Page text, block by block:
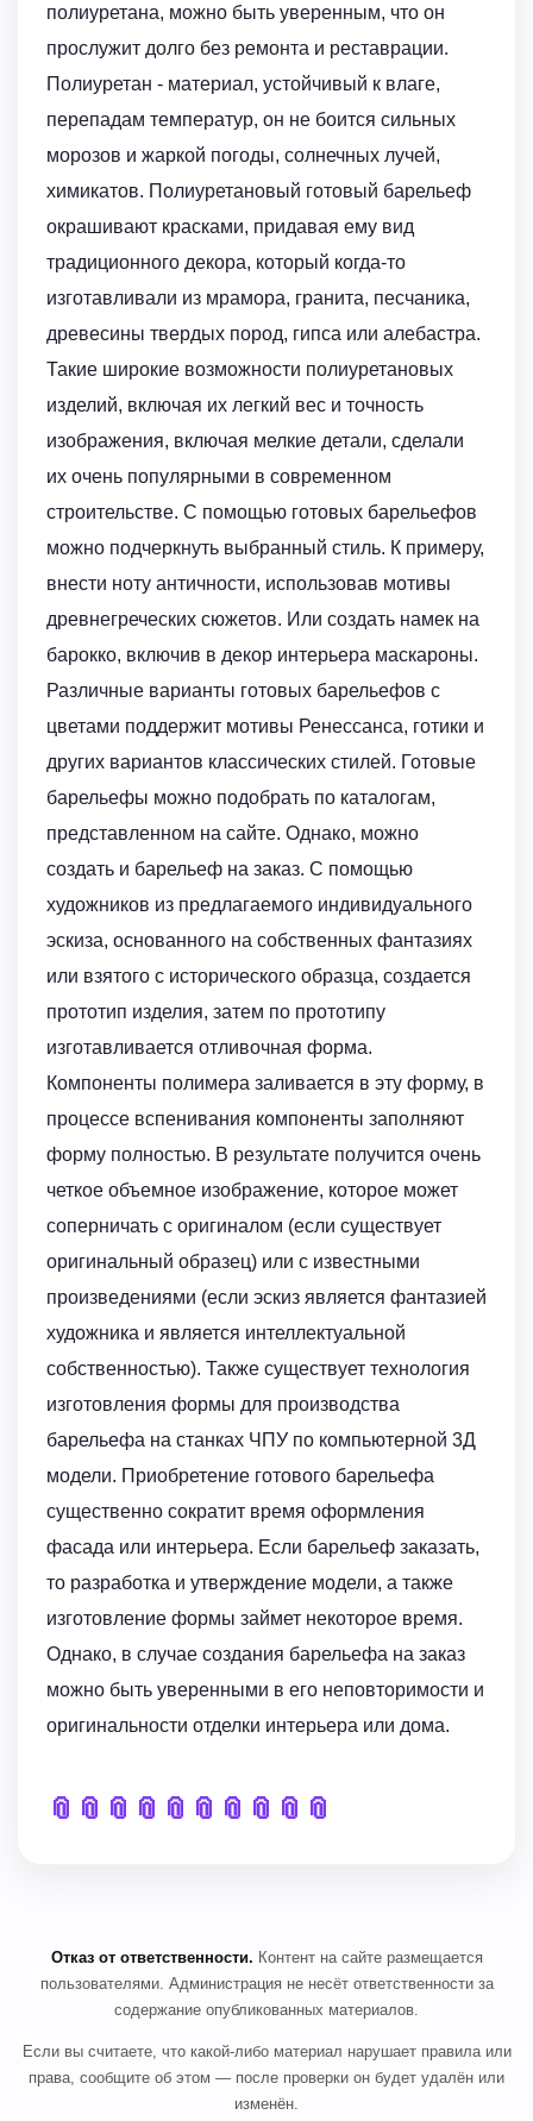
полиуретана, можно быть уверенным, что он
прослужит долго без ремонта и реставрации.
Полиуретан - материал, устойчивый к влаге,
перепадам температур, он не боится сильных
морозов и жаркой погоды, солнечных лучей,
химикатов. Полиуретановый готовый барельеф
окрашивают красками, придавая ему вид
традиционного декора, который когда-то
изготавливали из мрамора, гранита, песчаника,
древесины твердых пород, гипса или алебастра.
Такие широкие возможности полиуретановых
изделий, включая их легкий вес и точность
изображения, включая мелкие детали, сделали
их очень популярными в современном
строительстве. С помощью готовых барельефов
можно подчеркнуть выбранный стиль. К примеру,
внести ноту античности, использовав мотивы
древнегреческих сюжетов. Или создать намек на
барокко, включив в декор интерьера маскароны.
Различные варианты готовых барельефов с
цветами поддержит мотивы Ренессанса, готики и
других вариантов классических стилей. Готовые
барельефы можно подобрать по каталогам,
представленном на сайте. Однако, можно
создать и барельеф на заказ. С помощью
художников из предлагаемого индивидуального
эскиза, основанного на собственных фантазиях
или взятого с исторического образца, создается
прототип изделия, затем по прототипу
изготавливается отливочная форма.
Компоненты полимера заливается в эту форму, в
процессе вспенивания компоненты заполняют
форму полностью. В результате получится очень
четкое объемное изображение, которое может
соперничать с оригиналом (если существует
оригинальный образец) или с известными
произведениями (если эскиз является фантазией
художника и является интеллектуальной
собственностью). Также существует технология
изготовления формы для производства
барельефа на станках ЧПУ по компьютерной 3Д
модели. Приобретение готового барельефа
существенно сократит время оформления
фасада или интерьера. Если барельеф заказать,
то разработка и утверждение модели, а также
изготовление формы займет некоторое время.
Однако, в случае создания барельефа на заказ
можно быть уверенными в его неповторимости и
оригинальности отделки интерьера или дома.
📎 📎 📎 📎 📎 📎 📎 📎 📎 📎
Отказ от ответственности. Контент на сайте размещается
пользователями. Администрация не несёт ответственности за
содержание опубликованных материалов.
Если вы считаете, что какой-либо материал нарушает правила или
права, сообщите об этом — после проверки он будет удалён или
изменён.